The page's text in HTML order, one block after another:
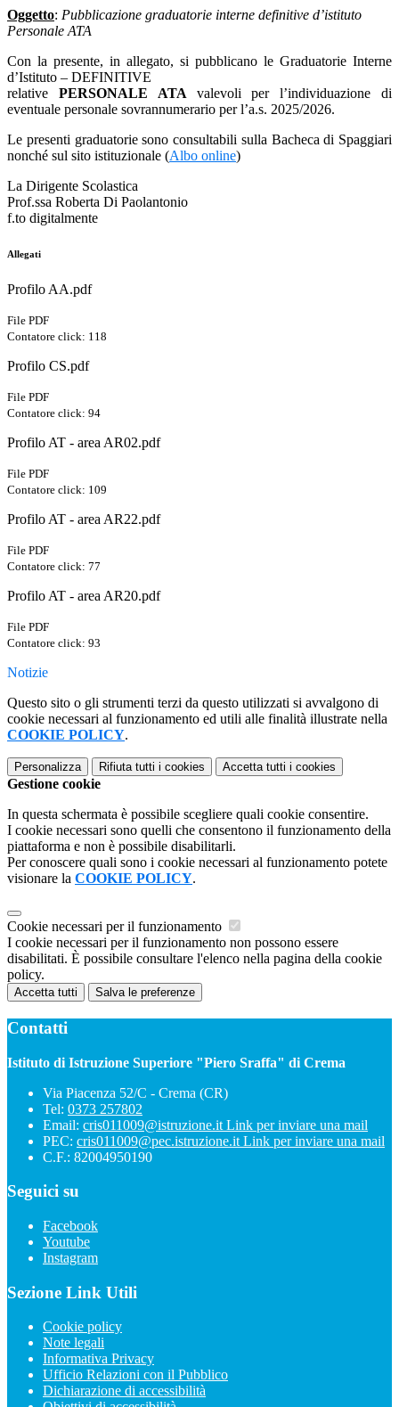
Oggetto: Pubblicazione graduatorie interne definitive d’istituto
Personale ATA
Con la presente, in allegato, si pubblicano le Graduatorie Interne
d’Istituto – DEFINITIVE
relative PERSONALE ATA valevoli per l’individuazione di
eventuale personale sovrannumerario per l’a.s. 2025/2026.
Le presenti graduatorie sono consultabili sulla Bacheca di Spaggiari
nonché sul sito istituzionale (Albo online)
La Dirigente Scolastica
Prof.ssa Roberta Di Paolantonio
f.to digitalmente
Allegati
Profilo AA.pdf
File PDF
Contatore click: 118
Profilo CS.pdf
File PDF
Contatore click: 94
Profilo AT - area AR02.pdf
File PDF
Contatore click: 109
Profilo AT - area AR22.pdf
File PDF
Contatore click: 77
Profilo AT - area AR20.pdf
File PDF
Contatore click: 93
Notizie
Questo sito o gli strumenti terzi da questo utilizzati si avvalgono di
cookie necessari al funzionamento ed utili alle finalità illustrate nella
COOKIE POLICY.
Personalizza Rifiuta tutti i cookies Accetta tutti i cookies
Gestione cookie
In questa schermata è possibile scegliere quali cookie consentire.
I cookie necessari sono quelli che consentono il funzionamento della
piattaforma e non è possibile disabilitarli.
Per conoscere quali sono i cookie necessari al funzionamento potete
visionare la COOKIE POLICY.
Cookie necessari per il funzionamento
I cookie necessari per il funzionamento non possono essere
disabilitati. È possibile consultare l'elenco nella pagina della cookie
policy.
Accetta tutti Salva le preferenze
Contatti
Istituto di Istruzione Superiore "Piero Sraffa" di Crema
Via Piacenza 52/C - Crema (CR)
Tel: 0373 257802
Email: cris011009@istruzione.it Link per inviare una mail
PEC: cris011009@pec.istruzione.it Link per inviare una mail
C.F.: 82004950190
Seguici su
Facebook
Youtube
Instagram
Sezione Link Utili
Cookie policy
Note legali
Informativa Privacy
Ufficio Relazioni con il Pubblico
Dichiarazione di accessibilità